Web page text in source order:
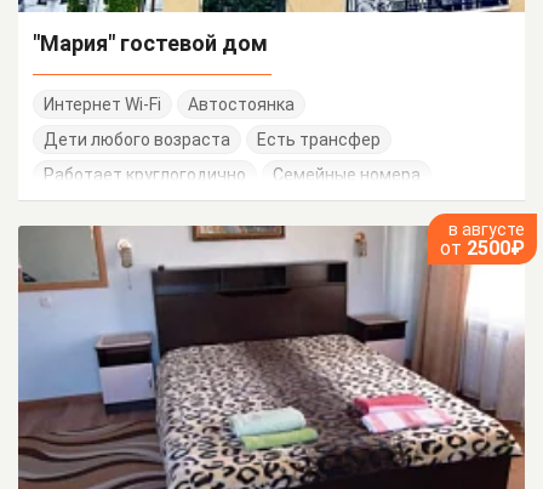
"Мария" гостевой дом
Интернет Wi-Fi
Автостоянка
Дети любого возраста
Есть трансфер
Работает круглогодично
Семейные номера
в августе
от 2500₽